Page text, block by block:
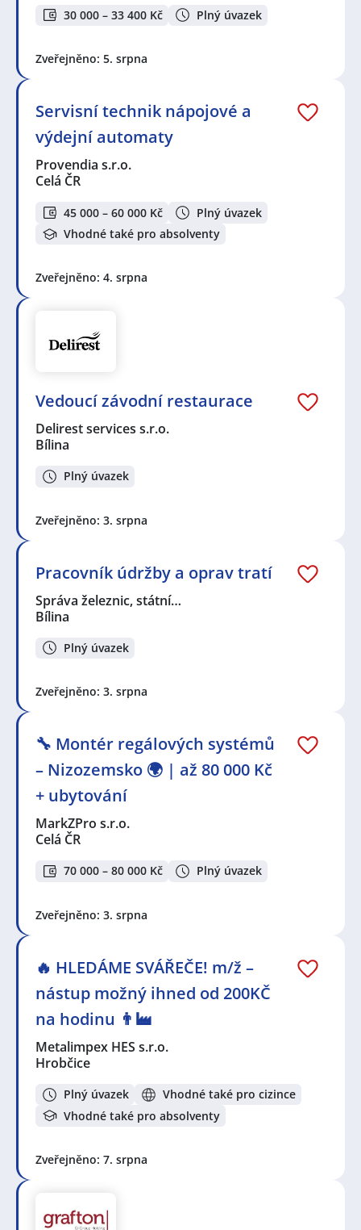
30 000 – 33 400 Kč Plný úvazek
Zveřejněno: 5. srpna
Servisní technik nápojové a
výdejní automaty
Provendia s.r.o.
Celá ČR
45 000 – 60 000 Kč
Plný úvazek
Vhodné také pro absolventy
Zveřejněno: 4. srpna
Vedoucí závodní restaurace
Delirest services s.r.o.
Bílina
Plný úvazek
Zveřejněno: 3. srpna
Pracovník údržby a oprav tratí
Správa železnic, státní…
Bílina
Plný úvazek
Zveřejněno: 3. srpna
🔧 Montér regálových systémů
– Nizozemsko 🌍 | až 80 000 Kč
+ ubytování
MarkZPro s.r.o.
Celá ČR
70 000 – 80 000 Kč Plný úvazek
Zveřejněno: 3. srpna
🔥 HLEDÁME SVÁŘEČE! m/ž –
nástup možný ihned od 200KČ
na hodinu 👨‍🏭
Metalimpex HES s.r.o.
Hrobčice
Plný úvazek
Vhodné také pro cizince
Vhodné také pro absolventy
Zveřejněno: 7. srpna